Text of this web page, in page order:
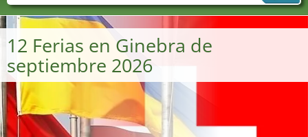
12 Ferias en Ginebra de
septiembre 2026
Nombres de ferias Países
Ciudades
Sectores de ferias
Sectores de proveedor de servicios